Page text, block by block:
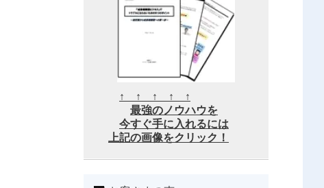
↑ ↑ ↑ ↑ ↑
最強のノウハウを
今すぐ手に入れるには
上記の画像をクリック！